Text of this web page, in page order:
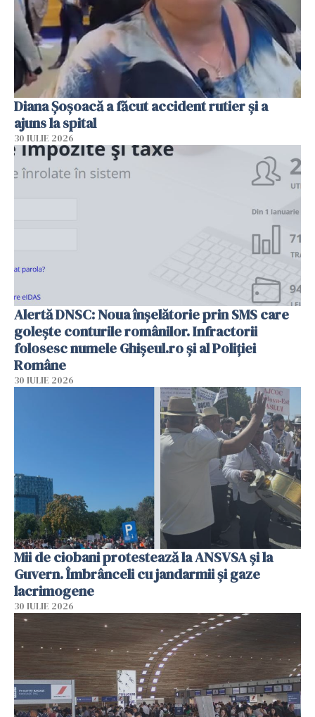
Diana Șoșoacă a făcut accident rutier și a
ajuns la spital
30 IULIE 2026
Alertă DNSC: Noua înșelătorie prin SMS care
golește conturile românilor. Infractorii
folosesc numele Ghișeul.ro și al Poliției
Române
30 IULIE 2026
Mii de ciobani protestează la ANSVSA și la
Guvern. Îmbrânceli cu jandarmii și gaze
lacrimogene
30 IULIE 2026